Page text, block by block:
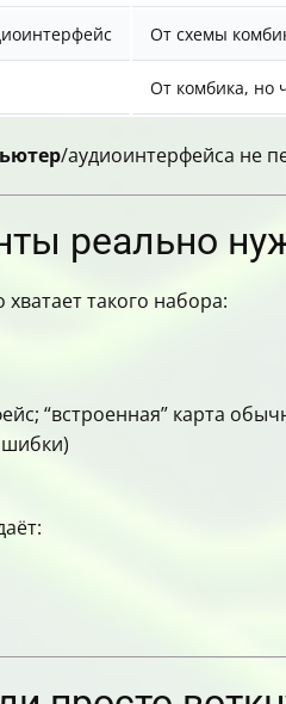
От схемы
От комбика, но
/аудиоинтерфейса не
реально
такого набора:
“встроенная” карта